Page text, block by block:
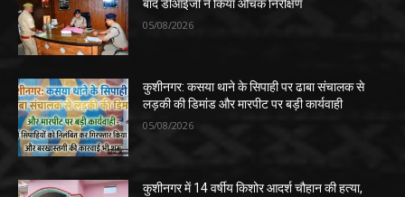
बाद डीआईजी ने किया औचक निरीक्षण
05/08/2026
कुशीनगर: कसया थाने के सिपाही पर ढाबा संचालक से
लड़की की डिमांड और मारपीट पर बड़ी कार्यवाही
05/08/2026
कुशीनगर में 14 वर्षीय किशोर आदर्श चौहान की हत्या,